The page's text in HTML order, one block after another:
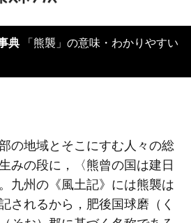
典
の地域とそこにすむ人々の総
みの段に，〈熊曾の国は建日
九州の《風土記》には熊襲は
されるから，肥後国球磨（く